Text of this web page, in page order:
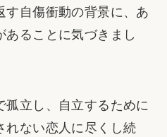
す自傷衝動の背景に、あ
あることに気づきまし
孤立し、自立するために
れない恋人に尽くし続